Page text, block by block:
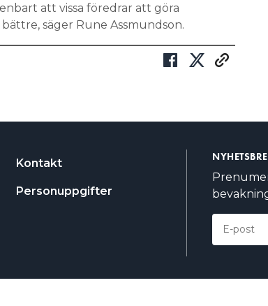
att vissa föredrar att göra
säger Rune Assmundson.
Kontakt
Personuppgifter